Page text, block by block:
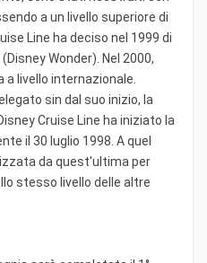
a un livello superiore di
Line ha deciso nel 1999 di
Wonder). Nel 2000,
a livello internazionale.
sin dal suo inizio, la
Cruise Line ha iniziato la
il 30 luglio 1998. A quel
da quest'ultima per
stesso livello delle altre